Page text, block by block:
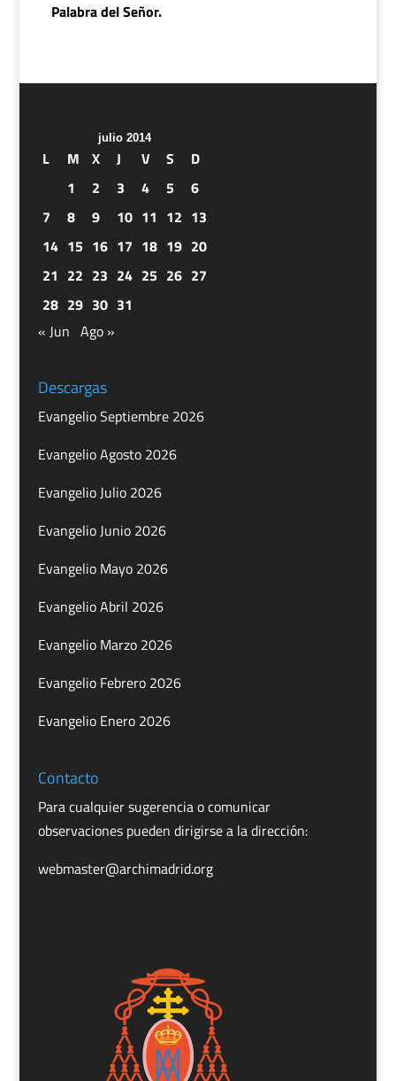
Palabra del Señor.
julio 2014
L M X J V S
D
1
2 3 4 5
6
7
8 9 10 11 12 13
14 15 16 17 18 19 20
21 22 23 24 25 26 27
28 29 30 31
« Jun Ago »
Descargas
Evangelio Septiembre 2026
Evangelio Agosto 2026
Evangelio Julio 2026
Evangelio Junio 2026
Evangelio Mayo 2026
Evangelio Abril 2026
Evangelio Marzo 2026
Evangelio Febrero 2026
Evangelio Enero 2026
Contacto
Para cualquier sugerencia o comunicar
observaciones pueden dirigirse a la dirección:
webmaster@archimadrid.org